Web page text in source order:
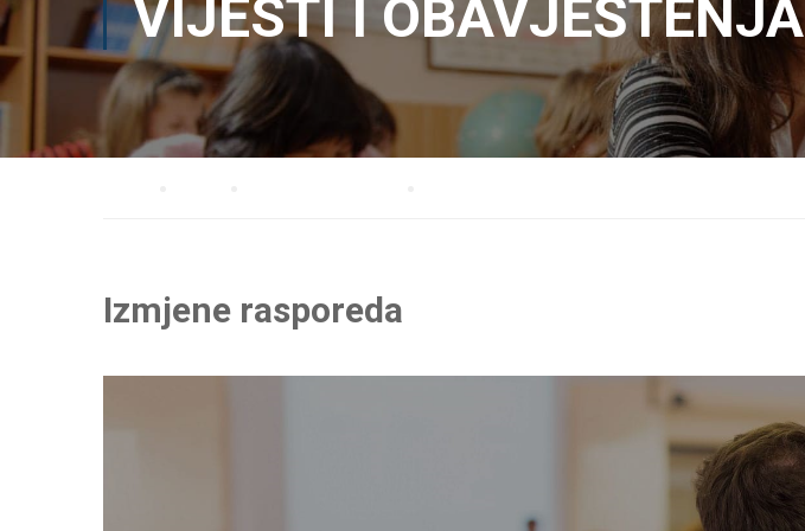
VIJESTI I OBAVJEŠTENJA
Izmjene rasporeda